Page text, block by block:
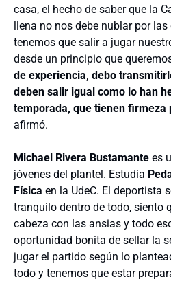
casa, el hecho de saber que la
llena no nos debe nublar por
tenemos que salir a jugar
desde un principio que
de experiencia, debo
deben salir igual como lo han
temporada, que tienen firmeza
afirmó.
Michael Rivera Bustamante es
jóvenes del plantel. Estudia
Física en la UdeC. El deportista
tranquilo dentro de todo, siento
cabeza con las ansias y todo
oportunidad bonita de sellar la
jugar el partido según lo
todo y tenemos que estar